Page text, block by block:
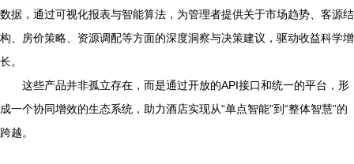
数据，通过可视化报表与智能算法，为管理者提供关于市场趋势、客源结
构、房价策略、资源调配等方面的深度洞察与决策建议，驱动收益科学增
长。
这些产品并非孤立存在，而是通过开放的API接口和统一的平台，形
成一个协同增效的生态系统，助力酒店实现从“单点智能”到“整体智慧”的
跨越。